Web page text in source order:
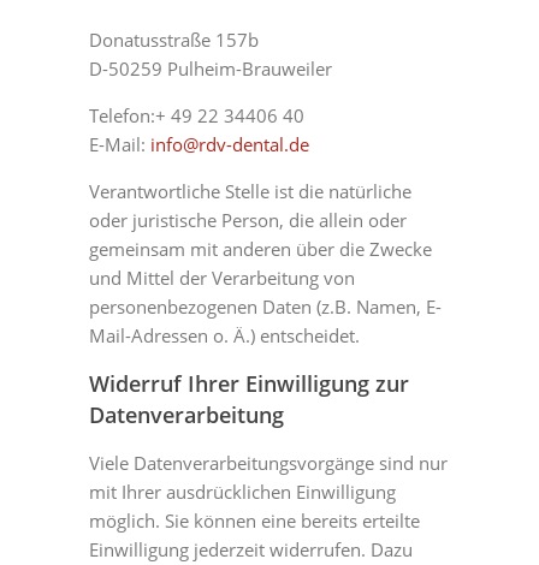
Donatusstraße 157b
D-50259 Pulheim-Brauweiler
Telefon:+ 49 22 34406 40
E-Mail: info@rdv-dental.de
Verantwortliche Stelle ist die natürliche
oder juristische Person, die allein oder
gemeinsam mit anderen über die Zwecke
und Mittel der Verarbeitung von
personenbezogenen Daten (z.B. Namen, E-
Mail-Adressen o. Ä.) entscheidet.
Widerruf Ihrer Einwilligung zur
Datenverarbeitung
Viele Datenverarbeitungsvorgänge sind nur
mit Ihrer ausdrücklichen Einwilligung
möglich. Sie können eine bereits erteilte
Einwilligung jederzeit widerrufen. Dazu